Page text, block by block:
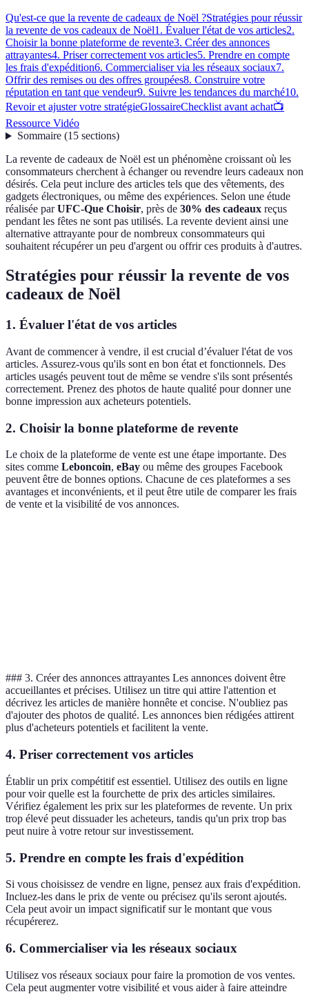
Qu'est-ce que la revente de cadeaux de Noël ?Stratégies pour réussir
la revente de vos cadeaux de Noël1. Évaluer l'état de vos articles2.
Choisir la bonne plateforme de revente3. Créer des annonces
attrayantes4. Priser correctement vos articles5. Prendre en compte
les frais d'expédition6. Commercialiser via les réseaux sociaux7.
Offrir des remises ou des offres groupées8. Construire votre
réputation en tant que vendeur9. Suivre les tendances du marché10.
Revoir et ajuster votre stratégieGlossaireChecklist avant achat📺
Ressource Vidéo
Sommaire(15 sections)
La revente de cadeaux de Noël est un phénomène croissant où les
consommateurs cherchent à échanger ou revendre leurs cadeaux non
désirés. Cela peut inclure des articles tels que des vêtements, des
gadgets électroniques, ou même des expériences. Selon une étude
réalisée parUFC-Que Choisir, près de 30% des cadeaux reçus
pendant les fêtes ne sont pas utilisés. La revente devient ainsi une
alternative attrayante pour de nombreux consommateurs qui
souhaitent récupérer un peu d'argent ou offrir ces produits à d'autres.
Stratégies pour réussir la revente de vos
cadeaux de Noël
1. Évaluer l'état de vos articles
Avant de commencer à vendre, il est crucial d’évaluer l'état de vos
articles. Assurez-vous qu'ils sont en bon état et fonctionnels. Des
articles usagés peuvent tout de même se vendre s'ils sont présentés
correctement. Prenez des photos de haute qualité pour donner une
bonne impression aux acheteurs potentiels.
2. Choisir la bonne plateforme de revente
Le choix de la plateforme de vente est une étape importante. Des
sites comme Leboncoin, eBay ou même des groupes Facebook
peuvent être de bonnes options. Chacune de ces plateformes a ses
avantages et inconvénients, et il peut être utile de comparer les frais
de vente et la visibilité de vos annonces.
### 3. Créer des annonces attrayantes Les annonces doivent être
accueillantes et précises. Utilisez un titre qui attire l'attention et
décrivez les articles de manière honnête et concise. N'oubliez pas
d'ajouter des photos de qualité. Les annonces bien rédigées attirent
plus d'acheteurs potentiels et facilitent la vente.
4. Priser correctement vos articles
Établir un prix compétitif est essentiel. Utilisez des outils en ligne
pour voir quelle est la fourchette de prix des articles similaires.
Vérifiez également les prix sur les plateformes de revente. Un prix
trop élevé peut dissuader les acheteurs, tandis qu'un prix trop bas
peut nuire à votre retour sur investissement.
5. Prendre en compte les frais d'expédition
Si vous choisissez de vendre en ligne, pensez aux frais d'expédition.
Incluez-les dans le prix de vente ou précisez qu'ils seront ajoutés.
Cela peut avoir un impact significatif sur le montant que vous
récupérerez.
6. Commercialiser via les réseaux sociaux
Utilisez vos réseaux sociaux pour faire la promotion de vos ventes.
Cela peut augmenter votre visibilité et vous aider à faire atteindre